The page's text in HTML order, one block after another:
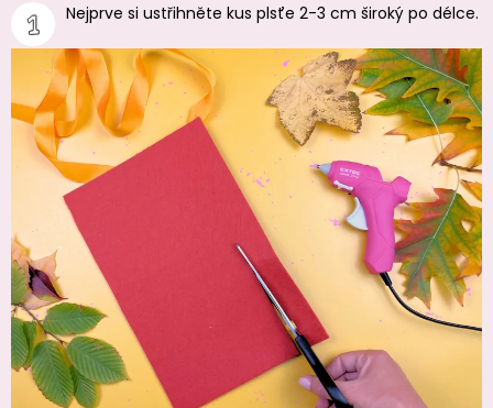
Nejprve si ustřihněte kus plsťe 2-3 cm široký po délce.